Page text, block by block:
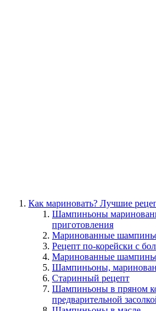
Как мариновать? Лучшие
Шампиньоны
приготовления
Маринованные
Рецепт по-корейски с
Маринованные
Шампиньоны,
Старинный рецепт
Шампиньоны в пряном
предварительной